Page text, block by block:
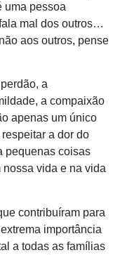
uma pessoa
mal dos outros…
aos outros, pense
a
a compaixão
apenas um único
a dor do
pequenas coisas
nossa vida e na vida
contribuíram para
importância
a todas as famílias